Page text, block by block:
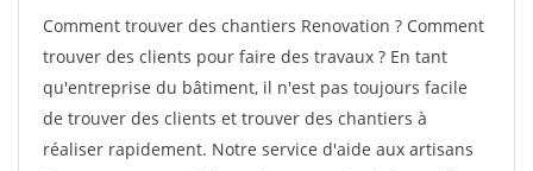
Comment trouver des chantiers Renovation ? Comment
trouver des clients pour faire des travaux ? En tant
qu'entreprise du bâtiment, il n'est pas toujours facile
de trouver des clients et trouver des chantiers à
réaliser rapidement. Notre service d'aide aux artisans